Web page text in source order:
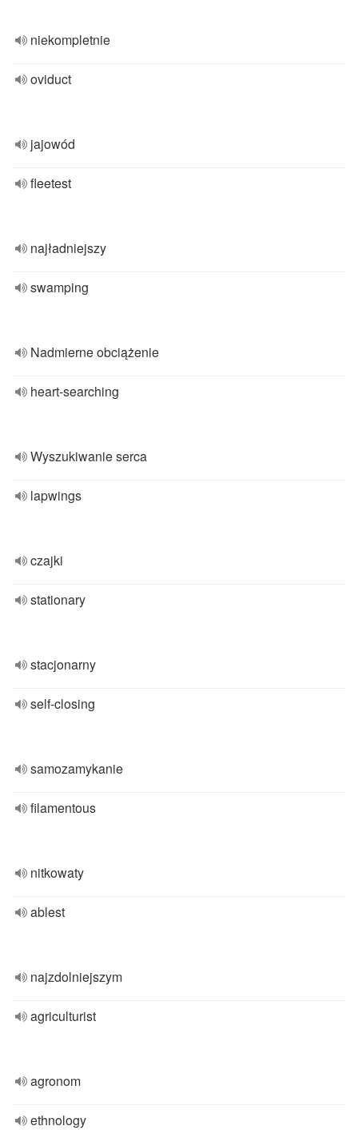
niekompletnie
oviduct
jajowód
fleetest
najładniejszy
swamping
Nadmierne obciążenie
heart-searching
Wyszukiwanie serca
lapwings
czajki
stationary
stacjonarny
self-closing
samozamykanie
filamentous
nitkowaty
ablest
najzdolniejszym
agriculturist
agronom
ethnology